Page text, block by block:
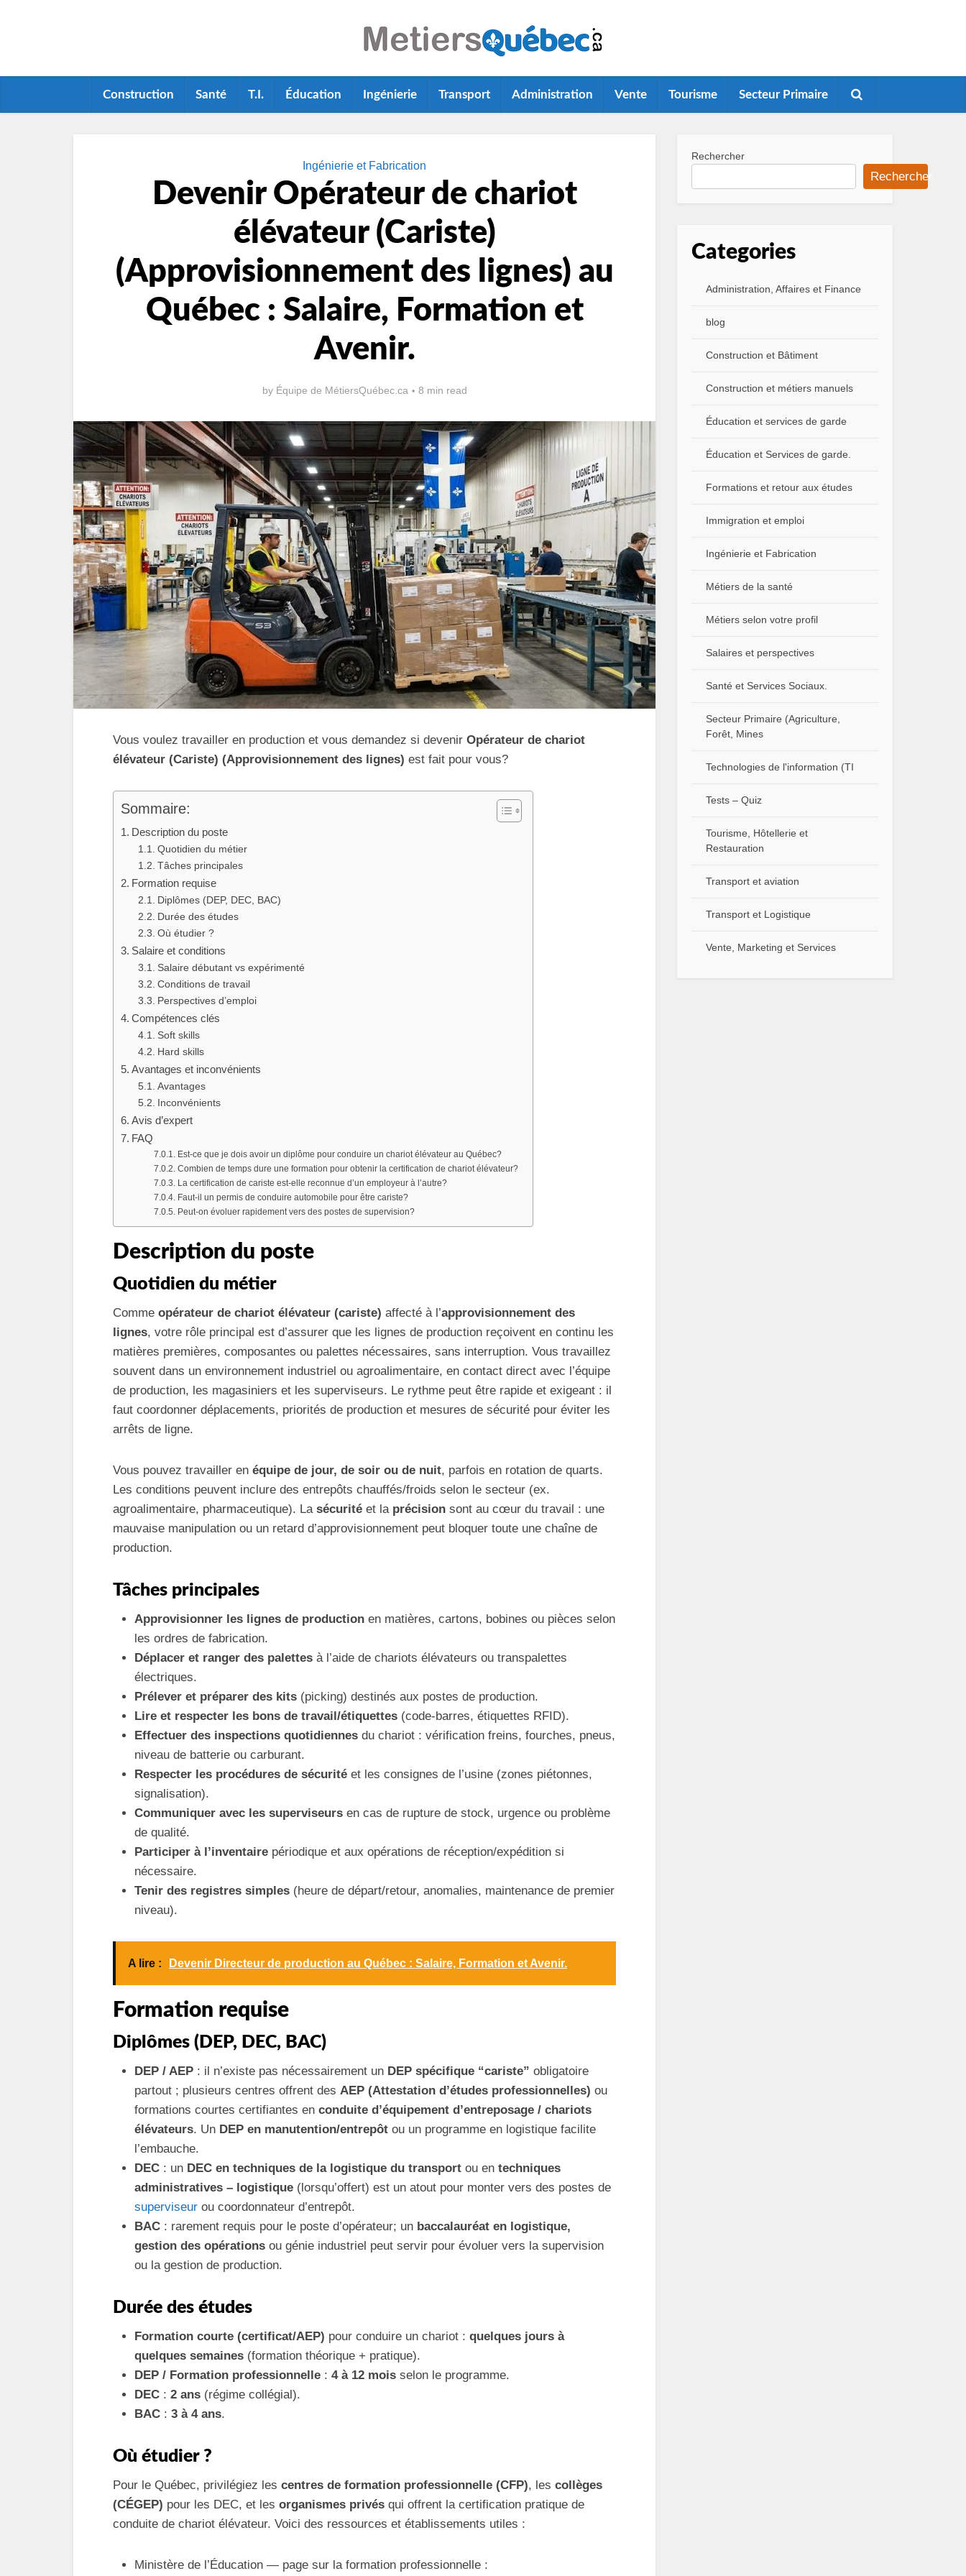
Construction Santé T.I. Éducation Ingénierie Transport Administration Vente Tourisme Secteur Primaire
Ingénierie et Fabrication
Devenir Opérateur de chariot
élévateur (Cariste)
(Approvisionnement des lignes) au
Québec : Salaire, Formation et
Avenir.
by Équipe de MétiersQuébec.ca 8 min read
Vous voulez travailler en production et vous demandez si devenir Opérateur de chariot
élévateur (Cariste) (Approvisionnement des lignes) est fait pour vous?
Sommaire:
Description du poste
Quotidien du métier
Tâches principales
Formation requise
Diplômes (DEP, DEC, BAC)
Durée des études
Où étudier ?
Salaire et conditions
Salaire débutant vs expérimenté
Conditions de travail
Perspectives d’emploi
Compétences clés
Soft skills
Hard skills
Avantages et inconvénients
Avantages
Inconvénients
Avis d’expert
FAQ
Est‑ce que je dois avoir un diplôme pour conduire un chariot élévateur au Québec?
Combien de temps dure une formation pour obtenir la certification de chariot élévateur?
La certification de cariste est‑elle reconnue d’un employeur à l’autre?
Faut‑il un permis de conduire automobile pour être cariste?
Peut‑on évoluer rapidement vers des postes de supervision?
Description du poste
Quotidien du métier
Comme opérateur de chariot élévateur (cariste) affecté à l’approvisionnement des
lignes, votre rôle principal est d’assurer que les lignes de production reçoivent en continu les
matières premières, composantes ou palettes nécessaires, sans interruption. Vous travaillez
souvent dans un environnement industriel ou agroalimentaire, en contact direct avec l’équipe
de production, les magasiniers et les superviseurs. Le rythme peut être rapide et exigeant : il
faut coordonner déplacements, priorités de production et mesures de sécurité pour éviter les
arrêts de ligne.
Vous pouvez travailler en équipe de jour, de soir ou de nuit, parfois en rotation de quarts.
Les conditions peuvent inclure des entrepôts chauffés/froids selon le secteur (ex.
agroalimentaire, pharmaceutique). La sécurité et la précision sont au cœur du travail : une
mauvaise manipulation ou un retard d’approvisionnement peut bloquer toute une chaîne de
production.
Tâches principales
Approvisionner les lignes de production en matières, cartons, bobines ou pièces selon
les ordres de fabrication.
Déplacer et ranger des palettes à l’aide de chariots élévateurs ou transpalettes
électriques.
Prélever et préparer des kits (picking) destinés aux postes de production.
Lire et respecter les bons de travail/étiquettes (code-barres, étiquettes RFID).
Effectuer des inspections quotidiennes du chariot : vérification freins, fourches, pneus,
niveau de batterie ou carburant.
Respecter les procédures de sécurité et les consignes de l’usine (zones piétonnes,
signalisation).
Communiquer avec les superviseurs en cas de rupture de stock, urgence ou problème
de qualité.
Participer à l’inventaire périodique et aux opérations de réception/expédition si
nécessaire.
Tenir des registres simples (heure de départ/retour, anomalies, maintenance de premier
niveau).
A lire : Devenir Directeur de production au Québec : Salaire, Formation et Avenir.
Formation requise
Diplômes (DEP, DEC, BAC)
DEP / AEP : il n’existe pas nécessairement un DEP spécifique “cariste” obligatoire
partout ; plusieurs centres offrent des AEP (Attestation d’études professionnelles) ou
formations courtes certifiantes en conduite d’équipement d’entreposage / chariots
élévateurs. Un DEP en manutention/entrepôt ou un programme en logistique facilite
l’embauche.
DEC : un DEC en techniques de la logistique du transport ou en techniques
administratives – logistique (lorsqu’offert) est un atout pour monter vers des postes de
superviseur ou coordonnateur d’entrepôt.
BAC : rarement requis pour le poste d’opérateur; un baccalauréat en logistique,
gestion des opérations ou génie industriel peut servir pour évoluer vers la supervision
ou la gestion de production.
Durée des études
Formation courte (certificat/AEP) pour conduire un chariot : quelques jours à
quelques semaines (formation théorique + pratique).
DEP / Formation professionnelle : 4 à 12 mois selon le programme.
DEC : 2 ans (régime collégial).
BAC : 3 à 4 ans.
Où étudier ?
Pour le Québec, privilégiez les centres de formation professionnelle (CFP), les collèges
(CÉGEP) pour les DEC, et les organismes privés qui offrent la certification pratique de
conduite de chariot élévateur. Voici des ressources et établissements utiles :
Ministère de l’Éducation — page sur la formation professionnelle :
Rechercher
Rechercher
Categories
Administration, Affaires et Finance
blog
Construction et Bâtiment
Construction et métiers manuels
Éducation et services de garde
Éducation et Services de garde.
Formations et retour aux études
Immigration et emploi
Ingénierie et Fabrication
Métiers de la santé
Métiers selon votre profil
Salaires et perspectives
Santé et Services Sociaux.
Secteur Primaire (Agriculture,
Forêt, Mines
Technologies de l'information (TI
Tests – Quiz
Tourisme, Hôtellerie et
Restauration
Transport et aviation
Transport et Logistique
Vente, Marketing et Services